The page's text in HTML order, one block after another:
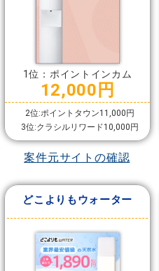
1位：ポイントインカム
12,000円
2位:ポイントタウン11,000円
3位:クラシルリワード10,000円
案件元サイトの確認
どこよりもウォーター